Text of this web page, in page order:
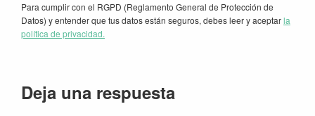
Para cumplir con el RGPD (Reglamento General de Protección de
Datos) y entender que tus datos están seguros, debes leer y aceptarla
política de privacidad.
Interacciones
Deja una respuesta